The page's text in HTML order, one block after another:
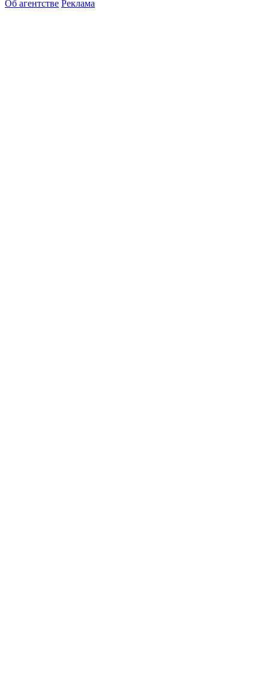
Об агентстве Реклама